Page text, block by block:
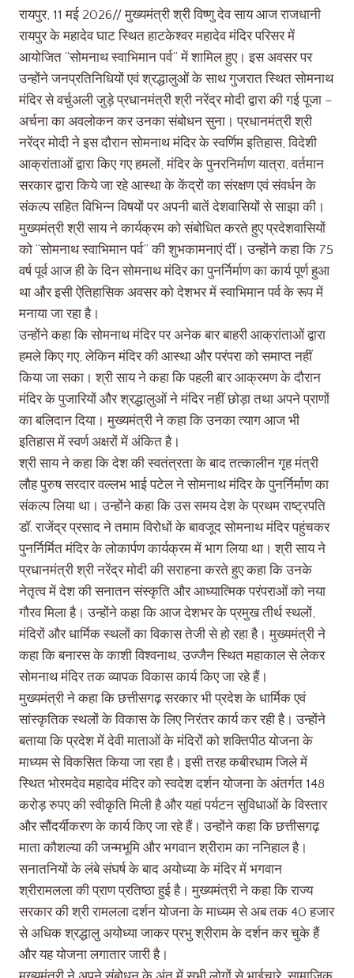
रायपुर, 11 मई 2026// मुख्यमंत्री श्री विष्णु देव साय आज राजधानी
रायपुर के महादेव घाट स्थित हाटकेश्वर महादेव मंदिर परिसर में
आयोजित “सोमनाथ स्वाभिमान पर्व” में शामिल हुए। इस अवसर पर
उन्होंने जनप्रतिनिधियों एवं श्रद्धालुओं के साथ गुजरात स्थित सोमनाथ
मंदिर से वर्चुअली जुड़े प्रधानमंत्री श्री नरेंद्र मोदी द्वारा की गई पूजा –
अर्चना का अवलोकन कर उनका संबोधन सुना। प्रधानमंत्री श्री
नरेंद्र मोदी ने इस दौरान सोमनाथ मंदिर के स्वर्णिम इतिहास, विदेशी
आक्रांताओं द्वारा किए गए हमलों, मंदिर के पुनरनिर्माण यात्रा, वर्तमान
सरकार द्वारा किये जा रहे आस्था के केंद्रों का संरक्षण एवं संवर्धन के
संकल्प सहित विभिन्न विषयों पर अपनी बातें देशवासियों से साझा की।
मुख्यमंत्री श्री साय ने कार्यक्रम को संबोधित करते हुए प्रदेशवासियों
को “सोमनाथ स्वाभिमान पर्व” की शुभकामनाएं दीं। उन्होंने कहा कि 75
वर्ष पूर्व आज ही के दिन सोमनाथ मंदिर का पुनर्निर्माण का कार्य पूर्ण हुआ
था और इसी ऐतिहासिक अवसर को देशभर में स्वाभिमान पर्व के रूप में
मनाया जा रहा है।
उन्होंने कहा कि सोमनाथ मंदिर पर अनेक बार बाहरी आक्रांताओं द्वारा
हमले किए गए, लेकिन मंदिर की आस्था और परंपरा को समाप्त नहीं
किया जा सका। श्री साय ने कहा कि पहली बार आक्रमण के दौरान
मंदिर के पुजारियों और श्रद्धालुओं ने मंदिर नहीं छोड़ा तथा अपने प्राणों
का बलिदान दिया। मुख्यमंत्री ने कहा कि उनका त्याग आज भी
इतिहास में स्वर्ण अक्षरों में अंकित है।
श्री साय ने कहा कि देश की स्वतंत्रता के बाद तत्कालीन गृह मंत्री
लौह पुरुष सरदार वल्लभ भाई पटेल ने सोमनाथ मंदिर के पुनर्निर्माण का
संकल्प लिया था। उन्होंने कहा कि उस समय देश के प्रथम राष्ट्रपति
डॉ. राजेंद्र प्रसाद ने तमाम विरोधों के बावजूद सोमनाथ मंदिर पहुंचकर
पुनर्निर्मित मंदिर के लोकार्पण कार्यक्रम में भाग लिया था। श्री साय ने
प्रधानमंत्री श्री नरेंद्र मोदी की सराहना करते हुए कहा कि उनके
नेतृत्व में देश की सनातन संस्कृति और आध्यात्मिक परंपराओं को नया
गौरव मिला है। उन्होंने कहा कि आज देशभर के प्रमुख तीर्थ स्थलों,
मंदिरों और धार्मिक स्थलों का विकास तेजी से हो रहा है। मुख्यमंत्री ने
कहा कि बनारस के काशी विश्वनाथ, उज्जैन स्थित महाकाल से लेकर
सोमनाथ मंदिर तक व्यापक विकास कार्य किए जा रहे हैं।
मुख्यमंत्री ने कहा कि छत्तीसगढ़ सरकार भी प्रदेश के धार्मिक एवं
सांस्कृतिक स्थलों के विकास के लिए निरंतर कार्य कर रही है। उन्होंने
बताया कि प्रदेश में देवी माताओं के मंदिरों को शक्तिपीठ योजना के
माध्यम से विकसित किया जा रहा है। इसी तरह कबीरधाम जिले में
स्थित भोरमदेव महादेव मंदिर को स्वदेश दर्शन योजना के अंतर्गत 148
करोड़ रुपए की स्वीकृति मिली है और यहां पर्यटन सुविधाओं के विस्तार
और सौंदर्यीकरण के कार्य किए जा रहे हैं। उन्होंने कहा कि छत्तीसगढ़
माता कौशल्या की जन्मभूमि और भगवान श्रीराम का ननिहाल है।
सनातनियों के लंबे संघर्ष के बाद अयोध्या के मंदिर में भगवान
श्रीरामलला की प्राण प्रतिष्ठा हुई है। मुख्यमंत्री ने कहा कि राज्य
सरकार की श्री रामलला दर्शन योजना के माध्यम से अब तक 40 हजार
से अधिक श्रद्धालु अयोध्या जाकर प्रभु श्रीराम के दर्शन कर चुके हैं
और यह योजना लगातार जारी है।